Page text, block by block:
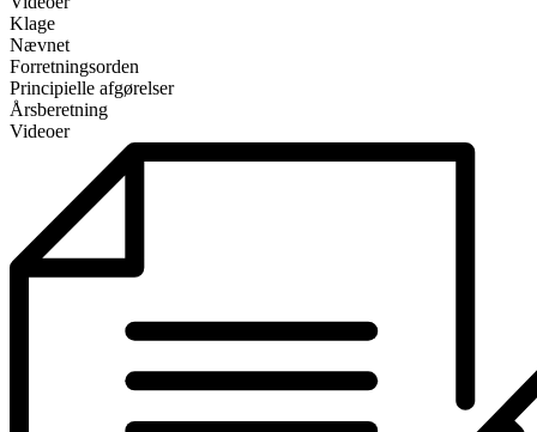
Klage
Nævnet
Forretningsorden
Principielle afgørelser
Årsberetning
Videoer